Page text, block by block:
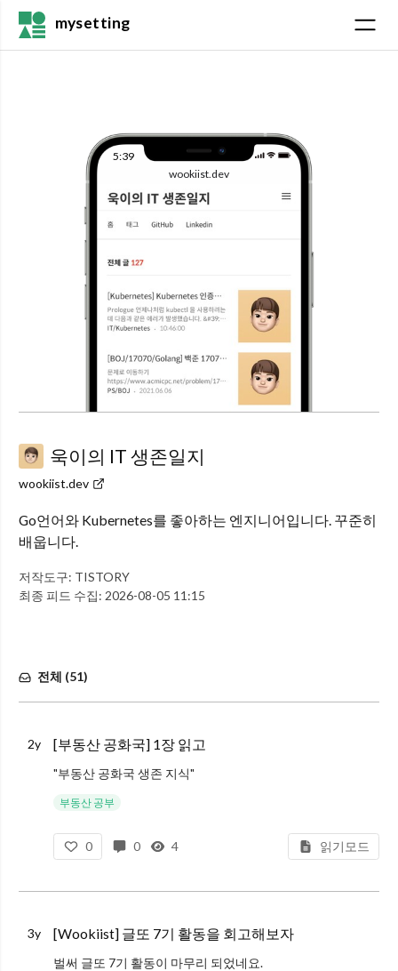
mysetting
5:39
wookiist.dev
욱이의 IT 생존일지
wookiist.dev
Go언어와 Kubernetes를 좋아하는 엔지니어입니다. 꾸준히
배웁니다.
저작도구: TISTORY
최종 피드 수집: 2026-08-05 11:15
전체 (51)
2y [부동산 공화국] 1장 읽고
"부동산 공화국 생존 지식"
- 인구 밀도가 높으면서 우리나라 지형상 평야가 적기 때문에, 넓은 부지를 1인의 거주지로 사용하는 것에는 한계가 있기 마련
부동산 공부
0 0 4 읽기모드
3y [Wookiist] 글또 7기 활동을 회고해보자
벌써 글또 7기 활동이 마무리 되었네요.